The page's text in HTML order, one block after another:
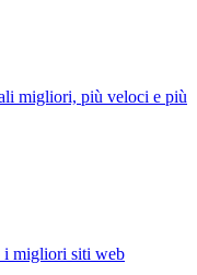
migliori, più veloci e più
i migliori siti web